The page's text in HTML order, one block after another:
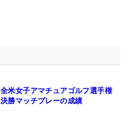
全米女子アマチュアゴルフ選手権
決勝マッチプレーの成績